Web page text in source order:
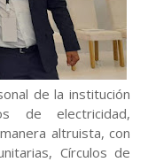
de la institución
de electricidad,
altruista, con
Círculos de